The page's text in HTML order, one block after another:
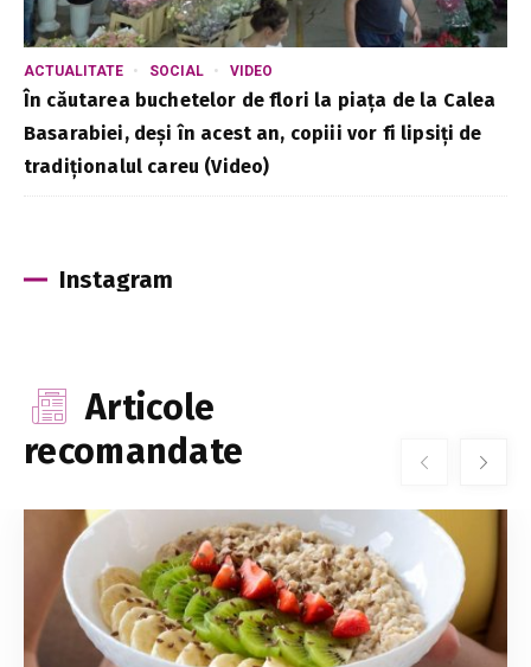
ACTUALITATE SOCIAL VIDEO
În căutarea buchetelor de flori la piața de la Calea
Basarabiei, deși în acest an, copiii vor fi lipsiți de
tradiționalul careu (Video)
Instagram
Articole
recomandate